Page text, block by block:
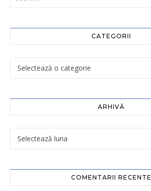
CATEGORII
ARHIVĂ
COMENTARII RECENTE